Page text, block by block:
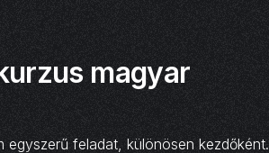
magyar
egyszerű feladat, különösen kezdőként.